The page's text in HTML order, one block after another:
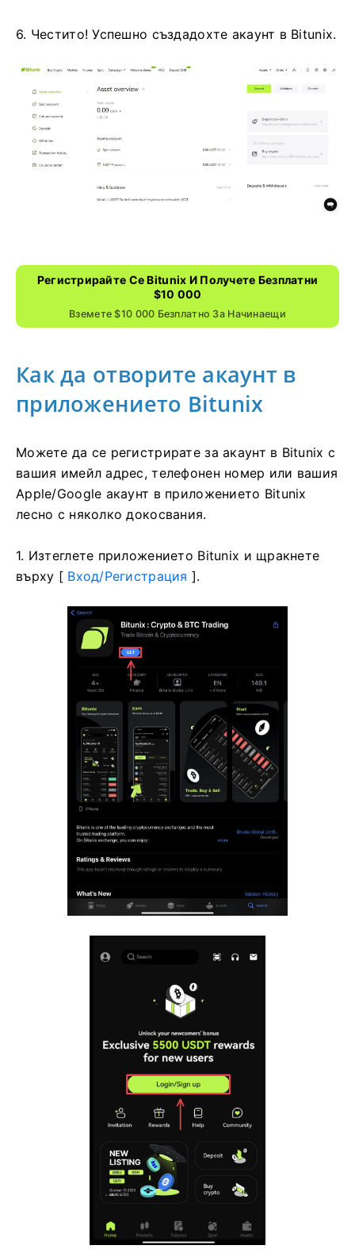
6. Честито!Успешно създадохте акаунт в Bitunix.
Регистрирайте Се Bitunix И Получете Безплатни
$10 000
Вземете $10 000 Безплатно За Начинаещи
Как да отворите акаунт в
приложението Bitunix
Можете да се регистрирате за акаунт в Bitunix с
вашия имейл адрес, телефонен номер или вашия
Apple/Google акаунт в приложението Bitunix
лесно с няколко докосвания.
1. Изтеглете приложението Bitunix и щракнете
върху [ Вход/Регистрация ].